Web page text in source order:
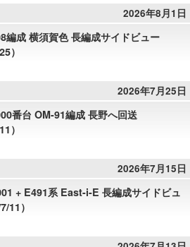
2026年8月1日
編成 横須賀色 長編成サイドビュー
）
2026年7月25日
番台 OM-91編成 長野へ回送
）
2026年7月15日
+ E491系 East-i-E 長編成サイドビュ
11）